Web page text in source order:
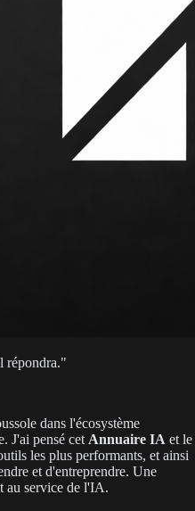
répondra."
dans l'écosystème
J'ai pensé cet Annuaire IA et le
les plus performants, et ainsi
et d'entreprendre. Une
au service de l'IA.